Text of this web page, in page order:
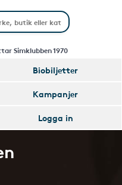
Simklubben 1970
Biobiljetter
Kampanjer
Logga in